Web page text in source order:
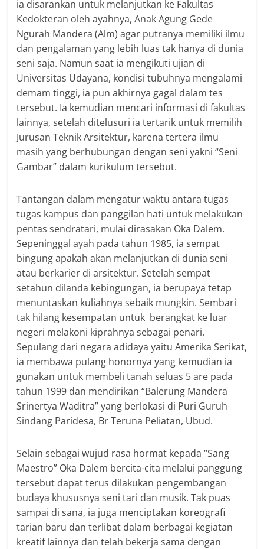
ia disarankan untuk melanjutkan ke Fakultas
Kedokteran oleh ayahnya, Anak Agung Gede
Ngurah Mandera (Alm) agar putranya memiliki ilmu
dan pengalaman yang lebih luas tak hanya di dunia
seni saja. Namun saat ia mengikuti ujian di
Universitas Udayana, kondisi tubuhnya mengalami
demam tinggi, ia pun akhirnya gagal dalam tes
tersebut. Ia kemudian mencari informasi di fakultas
lainnya, setelah ditelusuri ia tertarik untuk memilih
Jurusan Teknik Arsitektur, karena tertera ilmu
masih yang berhubungan dengan seni yakni “Seni
Gambar” dalam kurikulum tersebut.
Tantangan dalam mengatur waktu antara tugas
tugas kampus dan panggilan hati untuk melakukan
pentas sendratari, mulai dirasakan Oka Dalem.
Sepeninggal ayah pada tahun 1985, ia sempat
bingung apakah akan melanjutkan di dunia seni
atau berkarier di arsitektur. Setelah sempat
setahun dilanda kebingungan, ia berupaya tetap
menuntaskan kuliahnya sebaik mungkin. Sembari
tak hilang kesempatan untuk berangkat ke luar
negeri melakoni kiprahnya sebagai penari.
Sepulang dari negara adidaya yaitu Amerika Serikat,
ia membawa pulang honornya yang kemudian ia
gunakan untuk membeli tanah seluas 5 are pada
tahun 1999 dan mendirikan “Balerung Mandera
Srinertya Waditra” yang berlokasi di Puri Guruh
Sindang Paridesa, Br Teruna Peliatan, Ubud.
Selain sebagai wujud rasa hormat kepada “Sang
Maestro” Oka Dalem bercita-cita melalui panggung
tersebut dapat terus dilakukan pengembangan
budaya khususnya seni tari dan musik. Tak puas
sampai di sana, ia juga menciptakan koreografi
tarian baru dan terlibat dalam berbagai kegiatan
kreatif lainnya dan telah bekerja sama dengan